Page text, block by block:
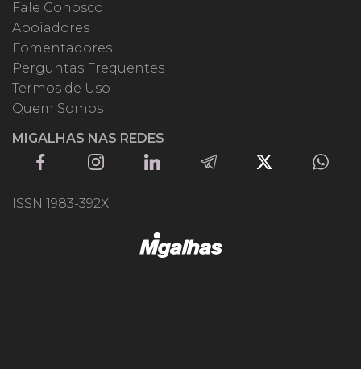
Fale Conosco
Apoiadores
Fomentadores
Perguntas Frequentes
Termos de Uso
Quem Somos
MIGALHAS NAS REDES
ISSN 1983-392X